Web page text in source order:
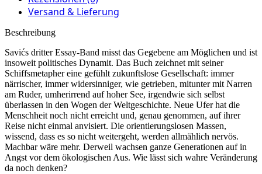
Versand & Lieferung
Beschreibung
Savićs dritter Essay-Band misst das Gegebene am Möglichen und ist
insoweit politisches Dynamit. Das Buch zeichnet mit seiner
Schiffsmetapher eine gefühlt zukunftslose Gesellschaft: immer
närrischer, immer widersinniger, wie getrieben, mitunter mit Narren
am Ruder, umherirrend auf hoher See, irgendwie sich selbst
überlassen in den Wogen der Weltgeschichte. Neue Ufer hat die
Menschheit noch nicht erreicht und, genau genommen, auf ihrer
Reise nicht einmal anvisiert. Die orientierungslosen Massen,
wissend, dass es so nicht weitergeht, werden allmählich nervös.
Machbar wäre mehr. Derweil wachsen ganze Generationen auf in
Angst vor dem ökologischen Aus. Wie lässt sich wahre Veränderung
da noch denken?